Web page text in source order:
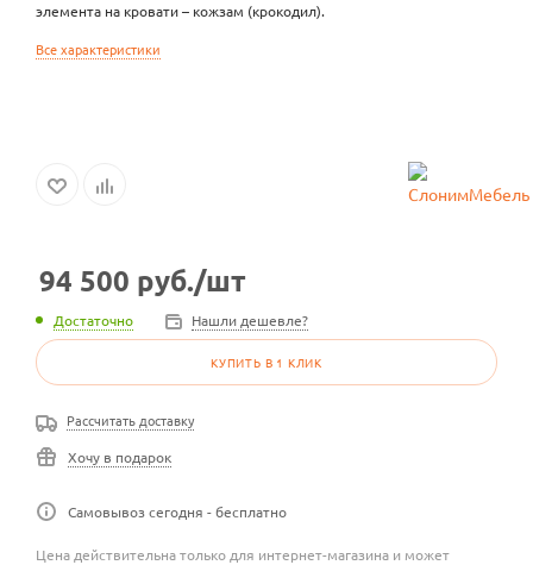
элемента на кровати – кожзам (крокодил).
Все характеристики
94 500 руб./шт
Достаточно Нашли дешевле?
КУПИТЬ В 1 КЛИК
Рассчитать доставку
Хочу в подарок
Самовывоз сегодня - бесплатно
Цена действительна только для интернет-магазина и может